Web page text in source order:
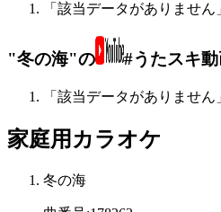
「該当データがありません
"冬の海"の #うたスキ
「該当データがありません
家庭用カラオケ
冬の海